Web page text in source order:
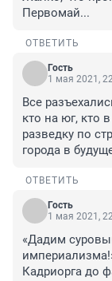
Первомай...
ОТВЕТИТЬ
Гость
1 мая 2021,
Все
кто на юг, кто
разведку по
города в
ОТВЕТИТЬ
Гость
1 мая 2021,
«Дадим
Кадриорга до